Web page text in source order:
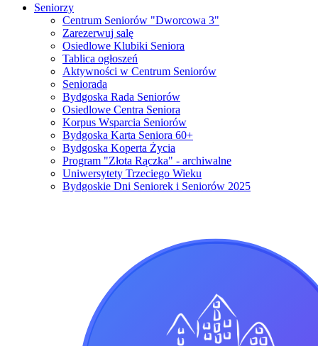
Seniorzy
Centrum Seniorów "Dworcowa 3"
Zarezerwuj salę
Osiedlowe Klubiki Seniora
Tablica ogłoszeń
Aktywności w Centrum Seniorów
Seniorada
Bydgoska Rada Seniorów
Osiedlowe Centra Seniora
Korpus Wsparcia Seniorów
Bydgoska Karta Seniora 60+
Bydgoska Koperta Życia
Program "Złota Rączka" - archiwalne
Uniwersytety Trzeciego Wieku
Bydgoskie Dni Seniorek i Seniorów 2025